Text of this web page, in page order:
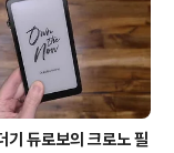
기 듀로보의 크로노 필